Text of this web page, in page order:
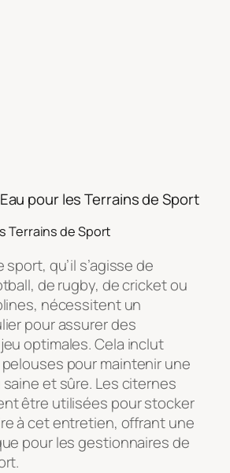
pour les Terrains de Sport
Terrains de Sport
qu’il s’agisse de
de rugby, de cricket ou
nécessitent un
pour assurer des
optimales. Cela inclut
pelouses pour maintenir une
et sûre. Les citernes
être utilisées pour stocker
à cet entretien, offrant une
pour les gestionnaires de